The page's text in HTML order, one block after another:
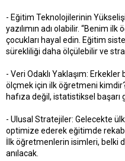
- Eğitim Teknolojilerinin
yazılımın adı olabilir. “Benim
çocukları hayal edin. Eğitim
sürekliliği daha ölçülebilir ve
- Veri Odaklı Yaklaşım:
ölçmek için ilk öğretmeni
hafıza değil, istatistiksel başarı
- Ulusal Stratejiler: Gelecekte
optimize ederek eğitimde
İlk öğretmenlerin isimleri, belki
anılacak.